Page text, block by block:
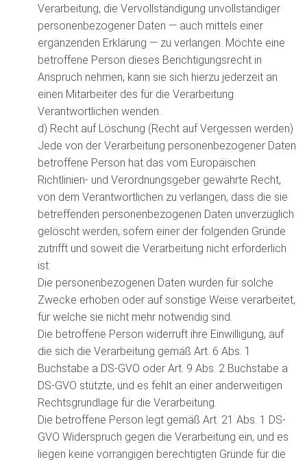
Verarbeitung, die Vervollständigung unvollständiger
personenbezogener Daten — auch mittels einer
ergänzenden Erklärung — zu verlangen. Möchte eine
betroffene Person dieses Berichtigungsrecht in
Anspruch nehmen, kann sie sich hierzu jederzeit an
einen Mitarbeiter des für die Verarbeitung
Verantwortlichen wenden.
d) Recht auf Löschung (Recht auf Vergessen werden)
Jede von der Verarbeitung personenbezogener Daten
betroffene Person hat das vom Europäischen
Richtlinien- und Verordnungsgeber gewährte Recht,
von dem Verantwortlichen zu verlangen, dass die sie
betreffenden personenbezogenen Daten unverzüglich
gelöscht werden, sofern einer der folgenden Gründe
zutrifft und soweit die Verarbeitung nicht erforderlich
ist:
Die personenbezogenen Daten wurden für solche
Zwecke erhoben oder auf sonstige Weise verarbeitet,
für welche sie nicht mehr notwendig sind.
Die betroffene Person widerruft ihre Einwilligung, auf
die sich die Verarbeitung gemäß Art. 6 Abs. 1
Buchstabe a DS-GVO oder Art. 9 Abs. 2 Buchstabe a
DS-GVO stützte, und es fehlt an einer anderweitigen
Rechtsgrundlage für die Verarbeitung.
Die betroffene Person legt gemäß Art. 21 Abs. 1 DS-
GVO Widerspruch gegen die Verarbeitung ein, und es
liegen keine vorrangigen berechtigten Gründe für die